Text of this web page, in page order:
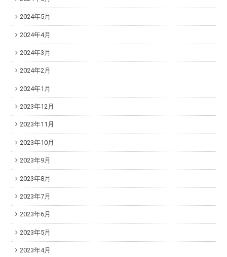
2024年5月
2024年4月
2024年3月
2024年2月
2024年1月
2023年12月
2023年11月
2023年10月
2023年9月
2023年8月
2023年7月
2023年6月
2023年5月
2023年4月